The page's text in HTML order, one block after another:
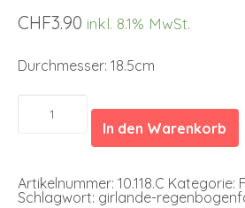
CHF3.90 inkl. 8.1% MwSt.
Durchmesser: 18.5cm
Girlande
regenbogenfarbig
4m
In den Warenkorb
Artikelnummer: 10.118.C Kategorie:
Schlagwort: girlande-